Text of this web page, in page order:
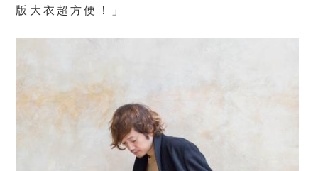
版大衣超方便！」